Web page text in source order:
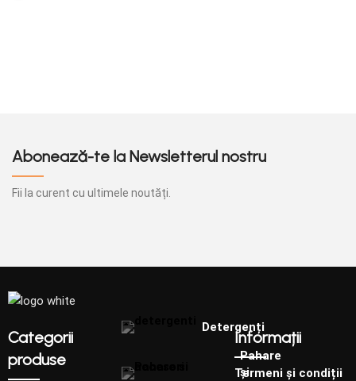
Abonează-te la Newsletterul nostru
Fii la curent cu ultimele noutăți.
Categorii
produse
Detergenți
Pahare
și
Informații
Termeni și condiții